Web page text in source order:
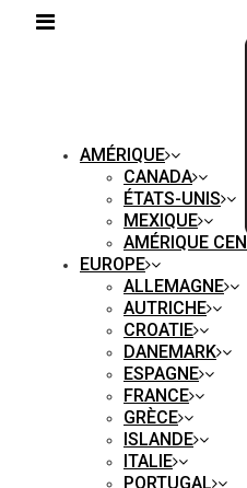
AMÉRIQUE
CANADA
ÉTATS-UNIS
MEXIQUE
AMÉRIQUE
EUROPE
ALLEMAGNE
AUTRICHE
CROATIE
DANEMARK
ESPAGNE
FRANCE
GRÈCE
ISLANDE
ITALIE
PORTUGAL